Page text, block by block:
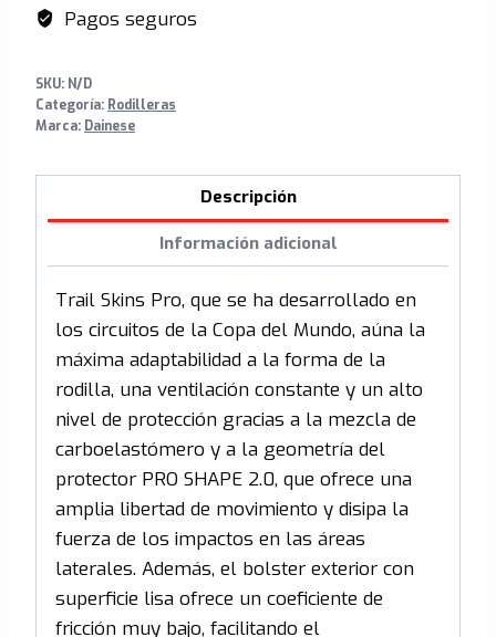
Pagos seguros
SKU: N/D
Categoría: Rodilleras
Marca: Dainese
Descripción
Información adicional
Trail Skins Pro, que se ha desarrollado en
los circuitos de la Copa del Mundo, aúna la
máxima adaptabilidad a la forma de la
rodilla, una ventilación constante y un alto
nivel de protección gracias a la mezcla de
carboelastómero y a la geometría del
protector PRO SHAPE 2.0, que ofrece una
amplia libertad de movimiento y disipa la
fuerza de los impactos en las áreas
laterales. Además, el bolster exterior con
superficie lisa ofrece un coeficiente de
fricción muy bajo, facilitando el